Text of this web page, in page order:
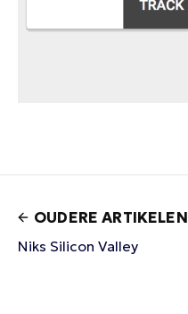
OUDERE ARTIKELEN
Niks Silicon Valley